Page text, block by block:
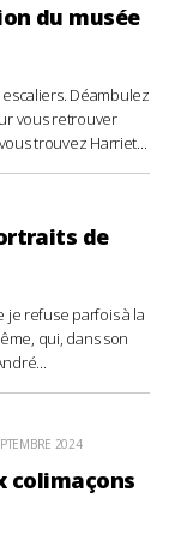
du musée
Déambulez
vous retrouver
trouvez Harriet...
de
refuse parfois à la
qui, dans son
2024
colimaçons